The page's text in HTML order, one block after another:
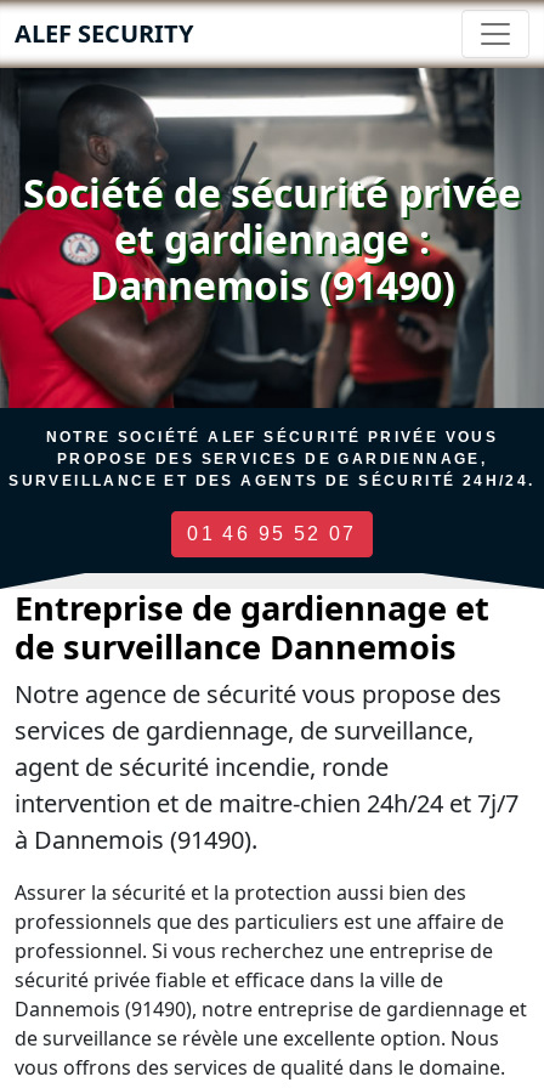
ALEF SECURITY
Société de sécurité privée
et gardiennage :
Dannemois (91490)
NOTRE SOCIÉTÉ ALEF SÉCURITÉ PRIVÉE VOUS
PROPOSE DES SERVICES DE GARDIENNAGE,
SURVEILLANCE ET DES AGENTS DE SÉCURITÉ 24H/24.
01 46 95 52 07
Entreprise de gardiennage et
de surveillance Dannemois
Notre agence de sécurité vous propose des
services de gardiennage, de surveillance,
agent de sécurité incendie, ronde
intervention et de maitre-chien 24h/24 et 7j/7
à Dannemois (91490).
Assurer la sécurité et la protection aussi bien des
professionnels que des particuliers est une affaire de
professionnel. Si vous recherchez une entreprise de
sécurité privée fiable et efficace dans la ville de
Dannemois (91490), notre entreprise de gardiennage et
de surveillance se révèle une excellente option. Nous
vous offrons des services de qualité dans le domaine.